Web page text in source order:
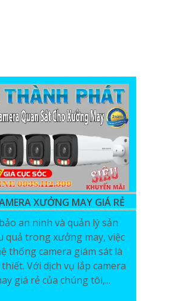
XƯỞNG MAY GIÁ RẺ
an ninh và quản lý sản
quả trong xưởng may, việc
thống camera giám sát là
Với dịch vụ lắp camera
giá rẻ của chúng tôi,...